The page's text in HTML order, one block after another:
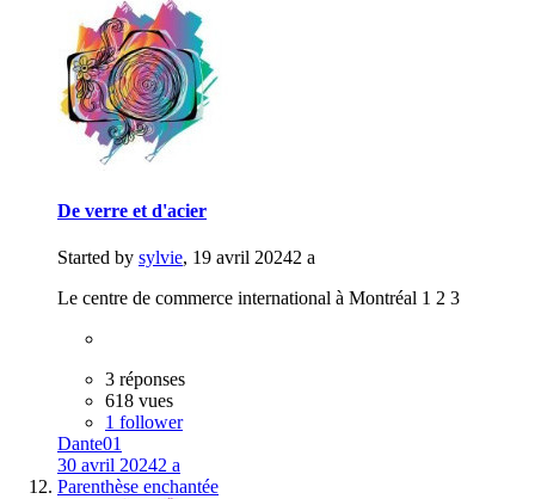
De verre et d'acier
Started by sylvie, 19 avril 20242 a
Le centre de commerce international à Montréal 1 2 3
3 réponses
618 vues
1 follower
Dante01
30 avril 20242 a
Parenthèse enchantée